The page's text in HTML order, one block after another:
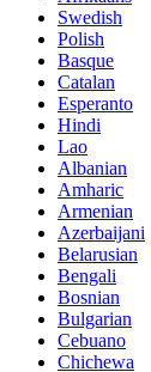
Swedish
Polish
Basque
Catalan
Esperanto
Hindi
Lao
Albanian
Amharic
Armenian
Azerbaijani
Belarusian
Bengali
Bosnian
Bulgarian
Cebuano
Chichewa